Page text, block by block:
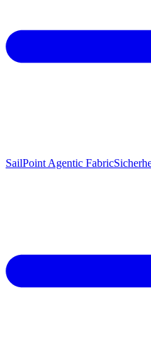
SailPoint Agentic Fabric